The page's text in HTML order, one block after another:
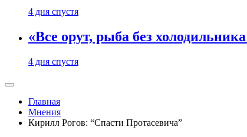
4 дня спустя
«Все орут, рыба без
4 дня спустя
Главная
Мнения
Кирилл Рогов: “Спасти Протасевича”